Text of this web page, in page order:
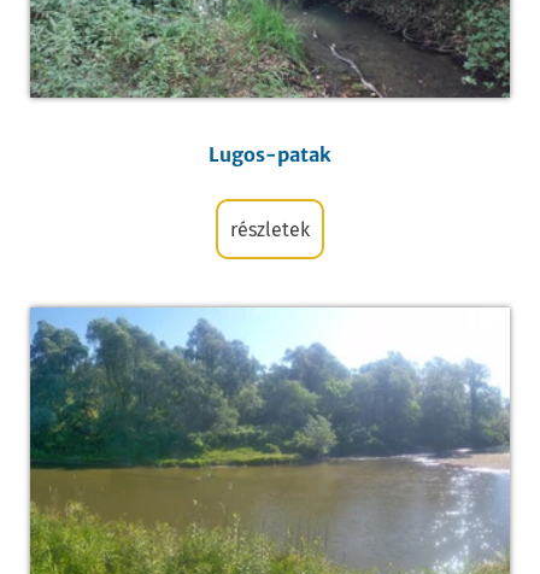
Lugos-patak
részletek